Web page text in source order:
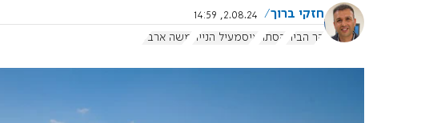
חזקי ברוך
2.08.24, 14:59
הר הבית
הסתה איסמעיל הנייה משה ארבל